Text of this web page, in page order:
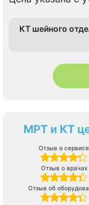
КТ шейного
МРТ и КТ
Отзыв о сервисе
Отзыв о врачах
Отзыв об